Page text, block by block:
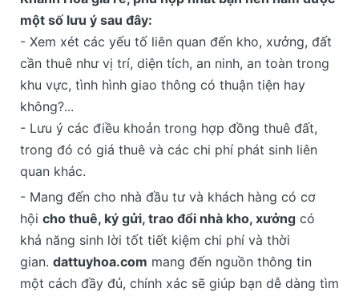
một số lưu ý sau đây:
- Xem xét các yếu tố liên quan đến kho, xưởng, đất
cần thuê như vị trí, diện tích, an ninh, an toàn trong
khu vực, tình hình giao thông có thuận tiện hay
không?...
- Lưu ý các điều khoản trong hợp đồng thuê đất,
trong đó có giá thuê và các chi phí phát sinh liên
quan khác.
- Mang đến cho nhà đầu tư và khách hàng có cơ
hội cho thuê, ký gửi, trao đổi nhà kho, xưởng có
khả năng sinh lời tốt tiết kiệm chi phí và thời
gian. dattuyhoa.com mang đến nguồn thông tin
một cách đầy đủ, chính xác sẽ giúp bạn dễ dàng tìm